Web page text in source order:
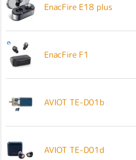
EnacFire E18 plus
EnacFire F1
AVIOT TE-D01b
AVIOT TE-D01d